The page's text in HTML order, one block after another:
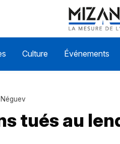
Culture Événements
tués au